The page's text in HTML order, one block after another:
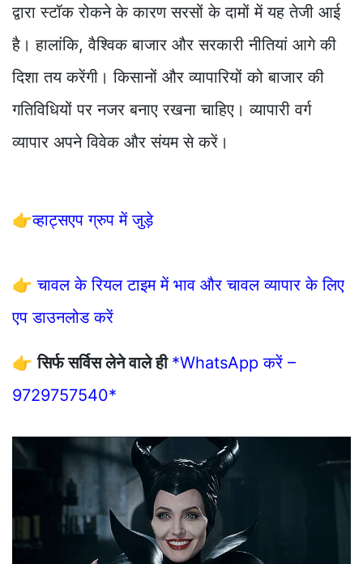
द्वारा स्टॉक रोकने के कारण सरसों के दामों में यह तेजी आई
है। हालांकि, वैश्विक बाजार और सरकारी नीतियां आगे की
दिशा तय करेंगी। किसानों और व्यापारियों को बाजार की
गतिविधियों पर नजर बनाए रखना चाहिए। व्यापारी वर्ग
व्यापार अपने विवेक और संयम से करें।
👉व्हाट्सएप ग्रुप में जुड़े
👉चावल के रियल टाइम में भाव और चावल व्यापार के लिए
एप डाउनलोड करें
👉सिर्फ सर्विस लेने वाले ही *WhatsApp करें –
9729757540*